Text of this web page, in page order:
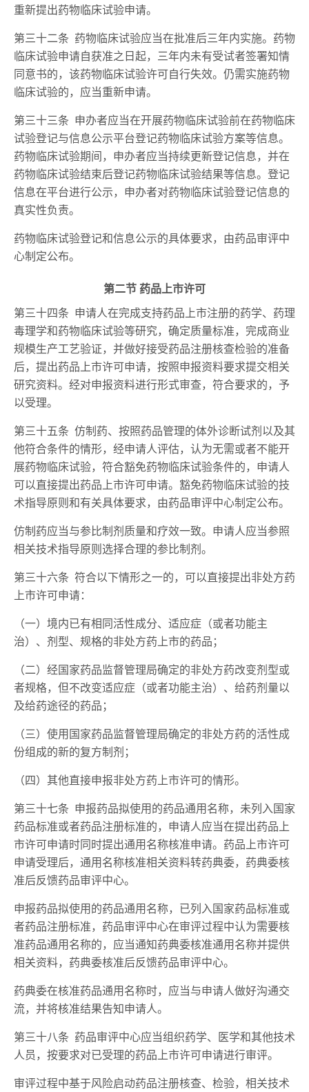
重新提出药物临床试验申请。
第三十二条 药物临床试验应当在批准后三年内实施。药物
临床试验申请自获准之日起，三年内未有受试者签署知情
同意书的，该药物临床试验许可自行失效。仍需实施药物
临床试验的，应当重新申请。
第三十三条 申办者应当在开展药物临床试验前在药物临床
试验登记与信息公示平台登记药物临床试验方案等信息。
药物临床试验期间，申办者应当持续更新登记信息，并在
药物临床试验结束后登记药物临床试验结果等信息。登记
信息在平台进行公示，申办者对药物临床试验登记信息的
真实性负责。
药物临床试验登记和信息公示的具体要求，由药品审评中
心制定公布。
第二节 药品上市许可
第三十四条 申请人在完成支持药品上市注册的药学、药理
毒理学和药物临床试验等研究，确定质量标准，完成商业
规模生产工艺验证，并做好接受药品注册核查检验的准备
后，提出药品上市许可申请，按照申报资料要求提交相关
研究资料。经对申报资料进行形式审查，符合要求的，予
以受理。
第三十五条 仿制药、按照药品管理的体外诊断试剂以及其
他符合条件的情形，经申请人评估，认为无需或者不能开
展药物临床试验，符合豁免药物临床试验条件的，申请人
可以直接提出药品上市许可申请。豁免药物临床试验的技
术指导原则和有关具体要求，由药品审评中心制定公布。
仿制药应当与参比制剂质量和疗效一致。申请人应当参照
相关技术指导原则选择合理的参比制剂。
第三十六条 符合以下情形之一的，可以直接提出非处方药
上市许可申请：
（一）境内已有相同活性成分、适应症（或者功能主
治）、剂型、规格的非处方药上市的药品；
（二）经国家药品监督管理局确定的非处方药改变剂型或
者规格，但不改变适应症（或者功能主治）、给药剂量以
及给药途径的药品；
（三）使用国家药品监督管理局确定的非处方药的活性成
份组成的新的复方制剂；
（四）其他直接申报非处方药上市许可的情形。
第三十七条 申报药品拟使用的药品通用名称，未列入国家
药品标准或者药品注册标准的，申请人应当在提出药品上
市许可申请时同时提出通用名称核准申请。药品上市许可
申请受理后，通用名称核准相关资料转药典委，药典委核
准后反馈药品审评中心。
申报药品拟使用的药品通用名称，已列入国家药品标准或
者药品注册标准，药品审评中心在审评过程中认为需要核
准药品通用名称的，应当通知药典委核准通用名称并提供
相关资料，药典委核准后反馈药品审评中心。
药典委在核准药品通用名称时，应当与申请人做好沟通交
流，并将核准结果告知申请人。
第三十八条 药品审评中心应当组织药学、医学和其他技术
人员，按要求对已受理的药品上市许可申请进行审评。
审评过程中基于风险启动药品注册核查、检验，相关技术